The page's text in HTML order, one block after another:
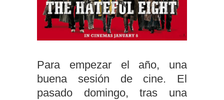
Para empezar el año, una
buena sesión de cine. El
pasado domingo, tras una